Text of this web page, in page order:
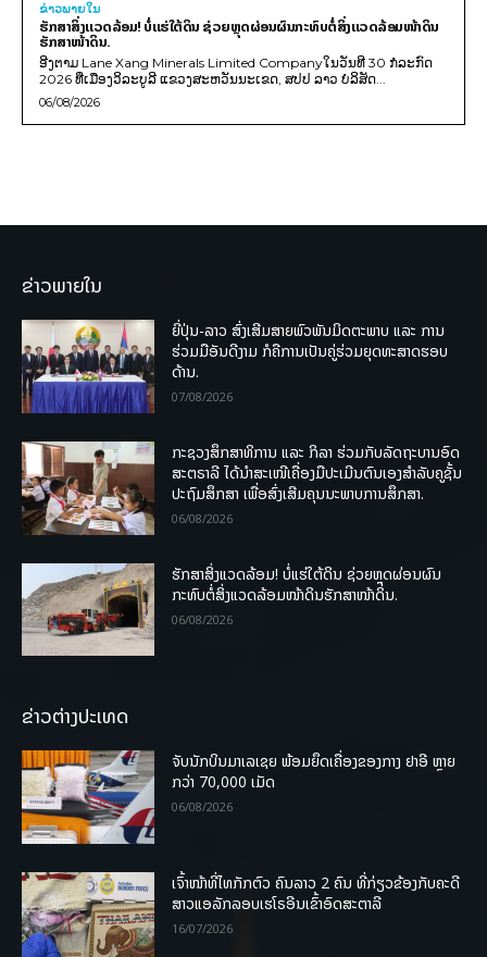
ຂ່າວພາຍ​ໃນ
ຮັກສາສິ່ງແວດລ້ອມ! ບໍ່ແຮ່ໃຕ້ດິນ ຊ່ວຍຫຼຸດຜ່ອນຜົນກະທົບຕໍ່ສິ່ງແວດລ້ອມໜ້າດິນ
ຮັກສາໜ້າດິນ.
ອີງຕາມ Lane Xang Minerals Limited Companyໃນວັນທີ 30 ກໍລະກົດ
2026 ທີ່ເມືອງວິລະບູລີ ແຂວງສະຫວັນນະເຂດ, ສປປ ລາວ ບໍລິສັດ...
06/08/2026
ຂ່າວພາຍໃນ
ຍີ່ປຸ່ນ-ລາວ ສົ່ງເສີມສາຍພົວພັນມິດຕະພາບ ແລະ ການ
ຮ່ວມມືອັນດີງາມ ກໍຄືການເປັນຄູ່ຮ່ວມຍຸດທະສາດຮອບ
ດ້ານ.
07/08/2026
ກະຊວງສຶກສາທິການ ແລະ ກິລາ ຮ່ວມກັບລັດຖະບານອົດ
ສະຕຣາລີ ໄດ້ນຳສະເໜີເຄື່ອງມືປະເມີນຕົນເອງສຳລັບຄູຊັ້ນ
ປະຖົມສຶກສາ ເພື່ອສົ່ງເສີມຄຸນນະພາບການສຶກສາ.
06/08/2026
ຮັກສາສິ່ງແວດລ້ອມ! ບໍ່ແຮ່ໃຕ້ດິນ ຊ່ວຍຫຼຸດຜ່ອນຜົນ
ກະທົບຕໍ່ສິ່ງແວດລ້ອມໜ້າດິນຮັກສາໜ້າດິນ.
06/08/2026
ຂ່າວຕ່າງປະເທດ
ຈັບນັກບິນມາເລເຊຍ ພ້ອມຍຶດເຄື່ອງຂອງກາງ ຢາອີ ຫຼາຍ
ກວ່າ 70,000 ເມັດ
06/08/2026
ເຈົ້າໜ້າທີ່ໄທກັກຕົວ ຄົນລາວ 2 ຄົນ ທີ່ກ່ຽວຂ້ອງກັບຄະດີ
ສາວແອລັກລອບເຮໂຣອີນເຂົ້າອົດສະຕາລີ
16/07/2026